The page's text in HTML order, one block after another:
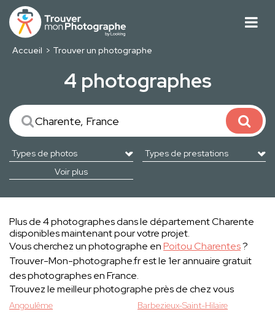
Accueil Trouver un photographe
4 photographes
Voir plus
Plus de 4 photographes dans le département Charente
disponibles maintenant pour votre projet.
Vous cherchez un photographe enPoitou Charentes?
Trouver-Mon-photographe.fr est le 1er annuaire gratuit
des photographes en France.
Trouvez le meilleur photographe près de chez vous
Angoulême
Barbezieux-Saint-Hilaire